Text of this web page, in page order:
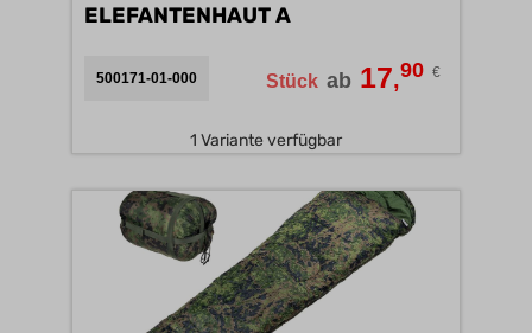
ELEFANTENHAUT A
500171-01-000 Stück ab 17,90 €
1 Variante verfügbar